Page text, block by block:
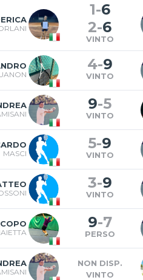
1-6
2-6
VINTO
4-9
VINTO
9-5
VINTO
MASCI
5-9
VINTO
3-9
VINTO
9-7
PERSO
NON DISP.
VINTO